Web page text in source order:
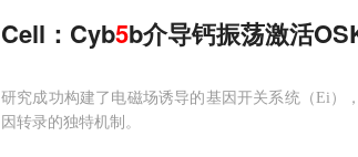
Cell：Cyb5b介导钙振荡激活
研究成功构建了电磁场诱导的基因开关系统（Ei）
因转录的独特机制。